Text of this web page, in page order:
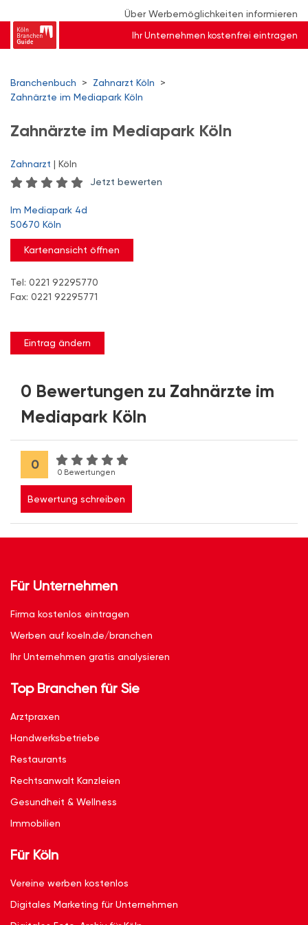
Über Werbemöglichkeiten informieren
Ihr Unternehmen kostenfrei eintragen
Branchenbuch > Zahnarzt Köln
>
Zahnärzte im Mediapark Köln
Zahnärzte im Mediapark Köln
Zahnarzt | Köln
Jetzt bewerten
Im Mediapark 4d
50670 Köln
Kartenansicht öffnen
Tel: 0221 92295770
Fax: 0221 92295771
Eintrag ändern
0 Bewertungen zu Zahnärzte im
Mediapark Köln
0
0 Bewertungen
Bewertung schreiben
Für Unternehmen
Firma kostenlos eintragen
Werben auf koeln.de/branchen
Ihr Unternehmen gratis analysieren
Top Branchen für Sie
Arztpraxen
Handwerksbetriebe
Restaurants
Rechtsanwalt Kanzleien
Gesundheit & Wellness
Immobilien
Für Köln
Vereine werben kostenlos
Digitales Marketing für Unternehmen